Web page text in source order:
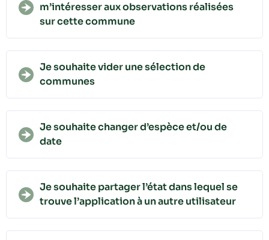
m’intéresser aux observations réalisées
sur cette commune
Je souhaite vider une sélection de
communes
Je souhaite changer d’espèce et/ou de
date
Je souhaite partager l’état dans lequel se
trouve l’application à un autre utilisateur